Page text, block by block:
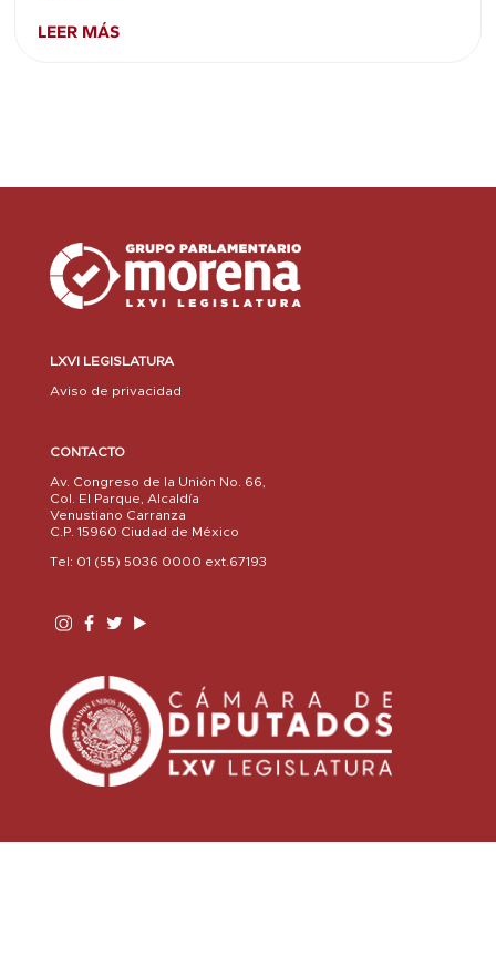
LEER MÁS
LXVI LEGISLATURA
Aviso de privacidad
CONTACTO
Av. Congreso de la Unión No. 66,
Col. El Parque, Alcaldía
Venustiano Carranza
C.P. 15960 Ciudad de México
Tel: 01 (55) 5036 0000 ext.67193